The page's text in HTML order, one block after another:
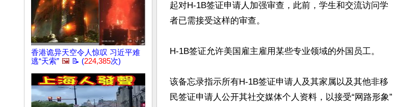
香港诡异天空令人惊叹 习近平难
逃“天索” 🖼️ 📝 (224,385次)
起对H-1B签证申请人加强审查，此前，学生和交流访问学
者已需接受这样的审查。
H-1B签证允许美国雇主雇用某些专业领域的外国员工。
该备忘录指示所有H-1B签证申请人及其家属以及其他非移
民签证申请人公开其社交媒体个人资料，以接受“网路形象”